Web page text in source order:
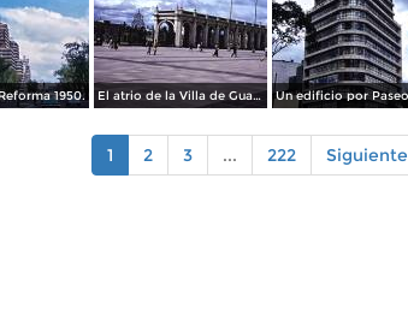
1950. El atrio de la Villa de Guadalupe 1950.
1 2 3 ... 222 Siguiente